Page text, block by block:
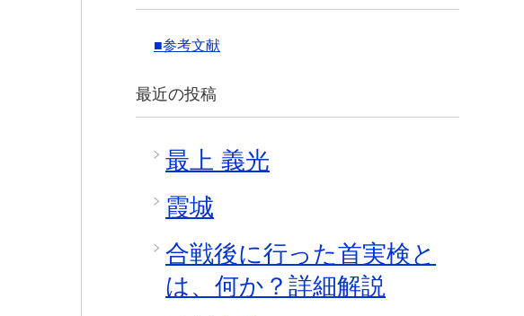
■参考文献
最近の投稿
最上 義光
霞城
合戦後に行った首実検と
は、何か？詳細解説